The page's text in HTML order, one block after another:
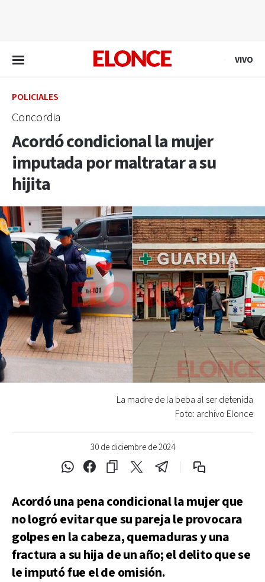
VIVO
POLICIALES
Concordia
Acordó condicional la mujer
imputada por maltratar a su
hijita
30 de diciembre de 2024
La madre de la beba al ser detenida
Foto: archivo Elonce
Acordó una pena condicional la mujer que
no logró evitar que su pareja le provocara
golpes en la cabeza, quemaduras y una
fractura a su hija de un año; el delito que se
le imputó fue el de omisión.